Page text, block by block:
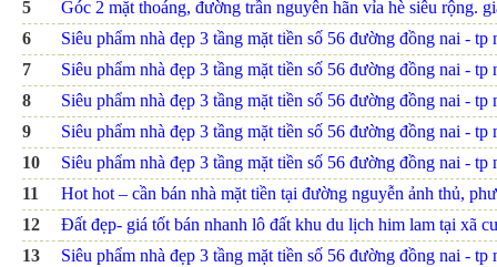
5
Góc 2 mặt thoáng, đường trần nguyên hãn vỉa hè siêu rộng.
6
Siêu phẩm nhà đẹp 3 tầng mặt tiền số 56 đường đồng nai - tp
7
Siêu phẩm nhà đẹp 3 tầng mặt tiền số 56 đường đồng nai - tp
8
Siêu phẩm nhà đẹp 3 tầng mặt tiền số 56 đường đồng nai - tp
9
Siêu phẩm nhà đẹp 3 tầng mặt tiền số 56 đường đồng nai - tp
10
Siêu phẩm nhà đẹp 3 tầng mặt tiền số 56 đường đồng nai - tp
11
Hot hot – cần bán nhà mặt tiền tại đường nguyễn ảnh thủ,
12
Đất đẹp- giá tốt bán nhanh lô đất khu du lịch him lam tại xã
13
Siêu phẩm nhà đẹp 3 tầng mặt tiền số 56 đường đồng nai - tp